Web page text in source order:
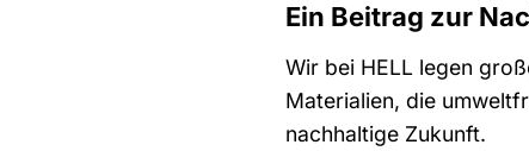
Ein Beitrag zur
Wir bei HELL legen
Materialien, die
nachhaltige Zukunft.